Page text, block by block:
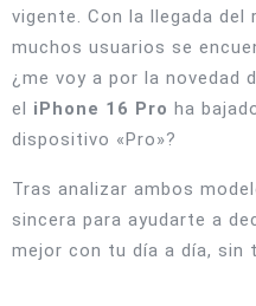
vigente. Con la llegada del
muchos usuarios se
¿me voy a por la novedad
el iPhone 16 Pro ha
dispositivo «Pro»?
Tras analizar ambos
sincera para ayudarte a
mejor con tu día a día, sin